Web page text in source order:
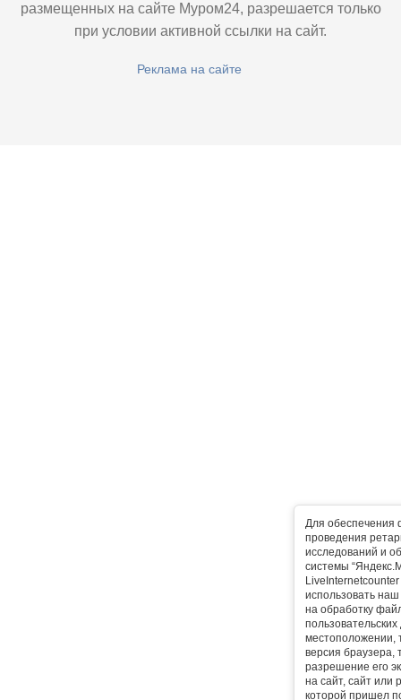
Для обеспечения
проведения
исследований и
системы
использовать
на обработку
местоположении,
версия браузера,
разрешение его
на сайт, сайт или
которой пришел
размещенных на сайте Муром24, разрешается только
при условии активной ссылки на сайт.
Реклама на сайте